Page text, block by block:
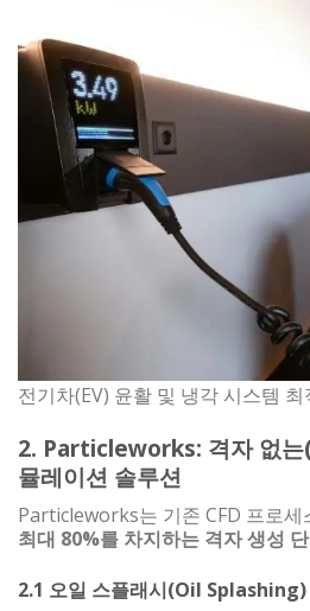
전기차(EV) 윤활 및 냉각 시스템
2. Particleworks: 격자 없
뮬레이션 솔루션
Particleworks는 기존 CFD 프로세
최대 80%를 차지하는 격자 생성
2.1 오일 스플래시(Oil Splashing)